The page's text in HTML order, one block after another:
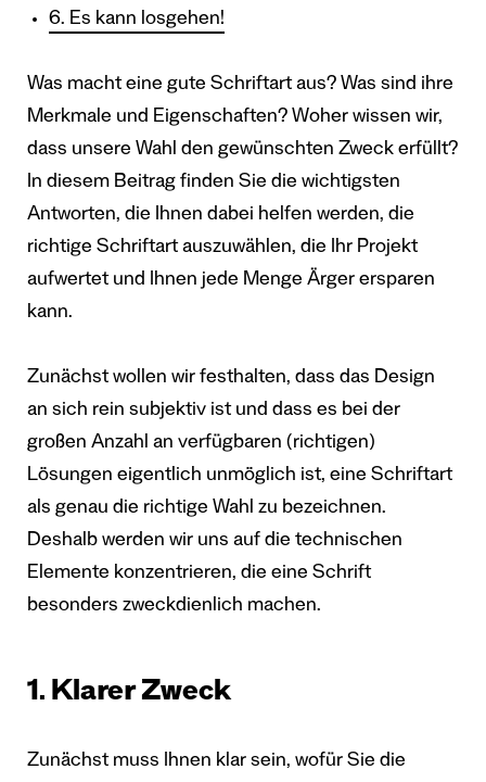
6. Es kann losgehen!
Was macht eine gute Schriftart aus? Was sind ihre
Merkmale und Eigenschaften? Woher wissen wir,
dass unsere Wahl den gewünschten Zweck erfüllt?
In diesem Beitrag finden Sie die wichtigsten
Antworten, die Ihnen dabei helfen werden, die
richtige Schriftart auszuwählen, die Ihr Projekt
aufwertet und Ihnen jede Menge Ärger ersparen
kann.
Zunächst wollen wir festhalten, dass das Design
an sich rein subjektiv ist und dass es bei der
großen Anzahl an verfügbaren (richtigen)
Lösungen eigentlich unmöglich ist, eine Schriftart
als genau die richtige Wahl zu bezeichnen.
Deshalb werden wir uns auf die technischen
Elemente konzentrieren, die eine Schrift
besonders zweckdienlich machen.
1. Klarer Zweck
Zunächst muss Ihnen klar sein, wofür Sie die